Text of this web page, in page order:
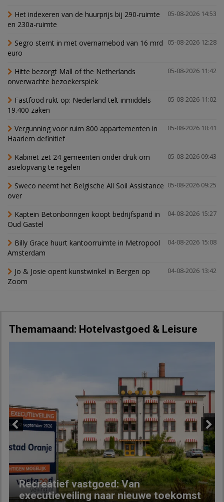
05-08-2026 14:53
Het indexeren van de huurprijs bij 290-ruimte
en 230a-ruimte
05-08-2026 12:28
Segro stemt in met overnamebod van 16 mrd
euro
05-08-2026 11:42
Hitte bezorgt Mall of the Netherlands
onverwachte bezoekerspiek
05-08-2026 11:02
Fastfood rukt op: Nederland telt inmiddels
19.400 zaken
05-08-2026 10:41
Vergunning voor ruim 800 appartementen in
Haarlem definitief
05-08-2026 09:43
Kabinet zet 24 gemeenten onder druk om
asielopvang te regelen
05-08-2026 09:25
Sweco neemt het Belgische All Soil Assistance
over
04-08-2026 15:27
Kaptein Betonboringen koopt bedrijfspand in
Oud Gastel
04-08-2026 15:08
Billy Grace huurt kantoorruimte in Metropool
Amsterdam
04-08-2026 13:42
Jo & Josie opent kunstwinkel in Bergen op
Zoom
Themamaand: Hotelvastgoed & Leisure
Recreatief vastgoed: Van
executieveiling naar nieuwe toekomst
Next